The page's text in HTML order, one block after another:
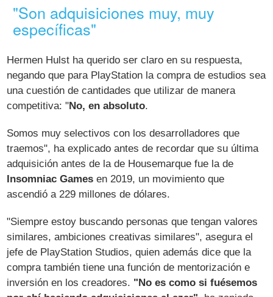
"Son adquisiciones muy, muy
específicas"
Hermen Hulst ha querido ser claro en su respuesta,
negando que para PlayStation la compra de estudios sea
una cuestión de cantidades que utilizar de manera
competitiva: "No, en absoluto.
Somos muy selectivos con los desarrolladores que
traemos", ha explicado antes de recordar que su última
adquisición antes de la de Housemarque fue la de
Insomniac Games en 2019, un movimiento que
ascendió a 229 millones de dólares.
"Siempre estoy buscando personas que tengan valores
similares, ambiciones creativas similares", asegura el
jefe de PlayStation Studios, quien además dice que la
compra también tiene una función de mentorización e
inversión en los creadores. "No es como si fuésemos